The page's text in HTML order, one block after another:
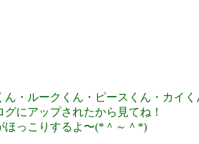
・ルークくん・ピースくん・カイ
にアップされたから見てね！
ほっこりするよ〜(*＾～＾*)